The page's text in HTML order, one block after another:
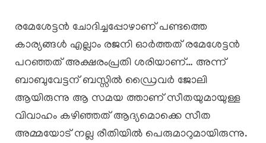
രമേശേട്ടൻ ചോദിച്ചപ്പോഴാണ് പണ്ടത്തെ
കാര്യങ്ങൾ എല്ലാം രജനി ഓർത്തത് രമേശേട്ടൻ
പറഞ്ഞത് അക്ഷരംപ്രതി ശരിയാണ്… അന്ന്
ബാബുവേട്ടന് ബസ്സിൽ ഡ്രൈവർ ജോലി
ആയിരുന്നു ആ സമയ ത്താണ് സീതയുമായുള്ള
വിവാഹം കഴിഞ്ഞത് ആദ്യമൊക്കെ സീത
അമ്മയോട് നല്ല രീതിയിൽ പെരുമാറുമായിരുന്നു.